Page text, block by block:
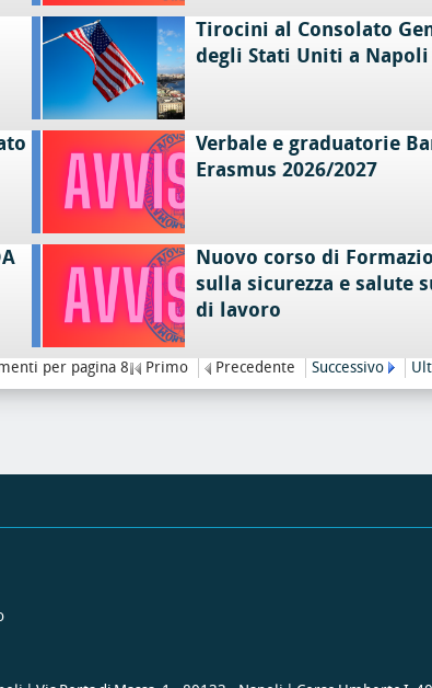
Tirocini al Consolato
degli Stati Uniti a Napoli
Verbale e graduatorie
Erasmus 2026/2027
Nuovo corso di
sulla sicurezza e salute
di lavoro
per pagina 8 Primo Precedente Successivo